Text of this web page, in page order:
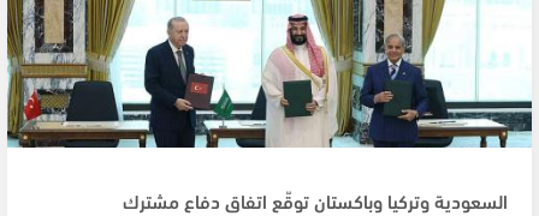
السعودية وتركيا وباكستان توقّع اتفاق دفاع مشترك